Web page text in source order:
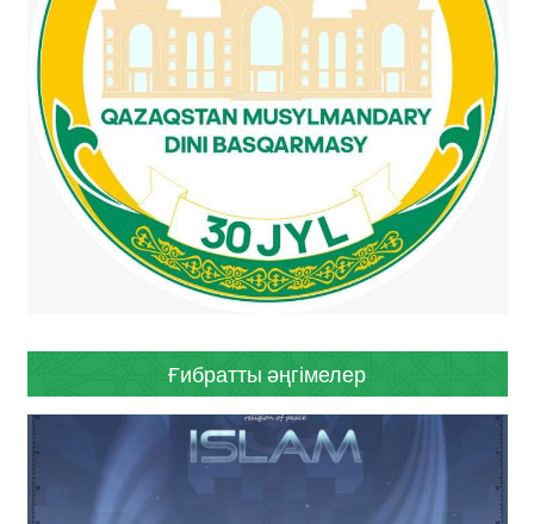
Ғибратты әңгімелер